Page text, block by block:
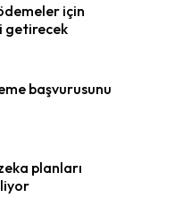
için
getirecek
başvurusunu
planları